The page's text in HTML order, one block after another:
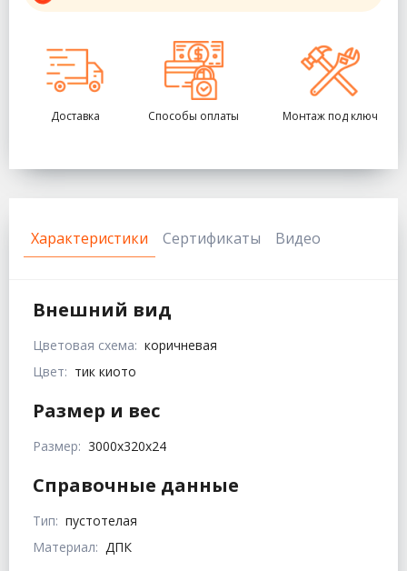
Доставка Способы оплаты Монтаж под ключ
Характеристики Сертификаты Видео
Внешний вид
Цветовая схема: коричневая
Цвет: тик киото
Размер и вес
Размер: 3000х320х24
Справочные данные
Тип: пустотелая
Материал: ДПК